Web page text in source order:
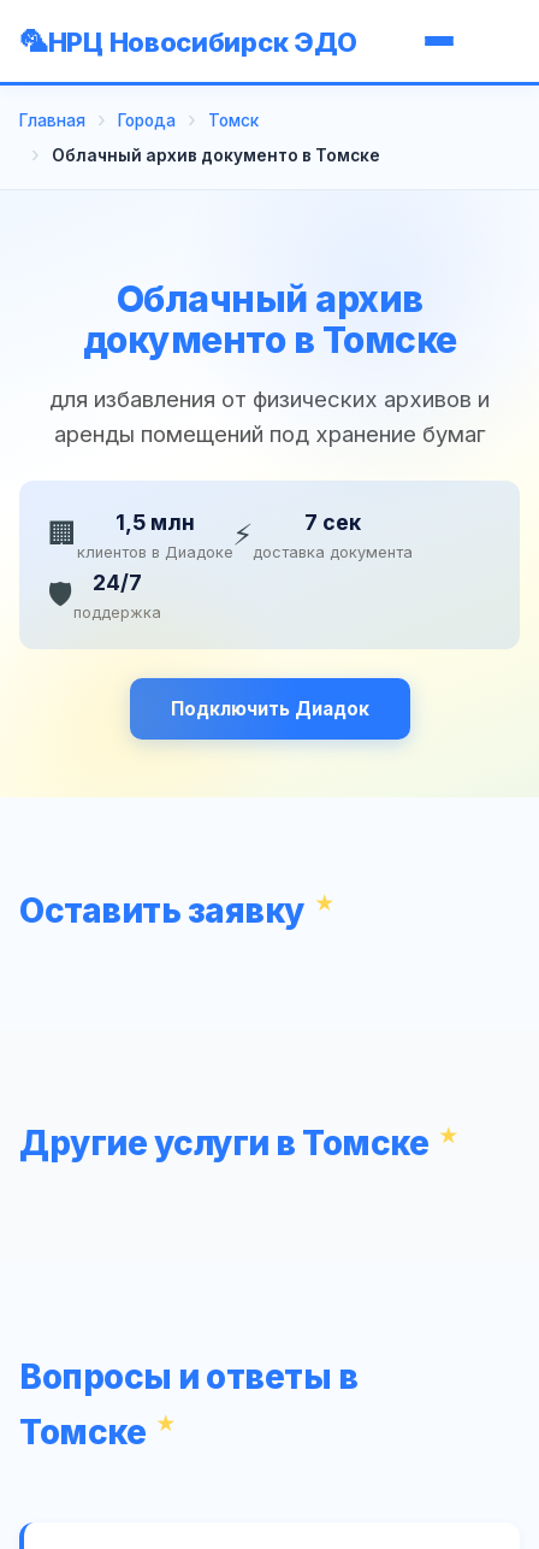
НРЦ Новосибирск ЭДО
Главная Города
Томск
Облачный архив документо в Томске
Облачный архив
документо в Томске
для избавления от физических архивов и
аренды помещений под хранение бумаг
🏢 1,5 млн
клиентов в Диадоке⚡ 7 сек
доставка документа
🛡️ 24/7
поддержка
Подключить Диадок
Оставить заявку
Другие услуги в Томске
Вопросы и ответы в
Томске